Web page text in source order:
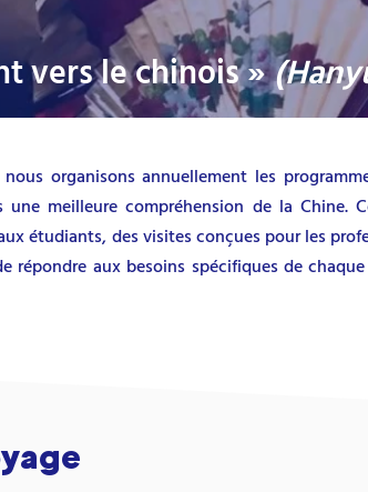
vers le chinois »
organisons annuellement les
meilleure compréhension de la Chine.
étudiants, des visites conçues pour les
répondre aux besoins spécifiques de